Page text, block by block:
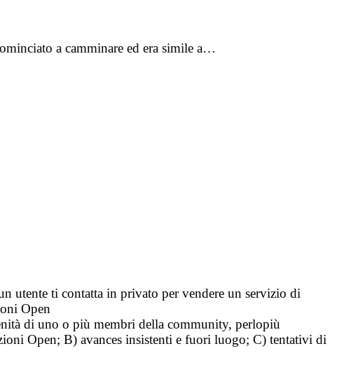
a camminare ed era simile a…
utente ti contatta in privato per vendere un servizio di
Open
di uno o più membri della community, perlopiù
Open; B) avances insistenti e fuori luogo; C) tentativi di